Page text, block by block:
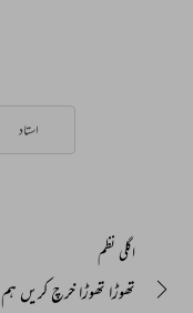
استاد
اگلی نظم
تھوڑا تھوڑا خرچ کریں ہم